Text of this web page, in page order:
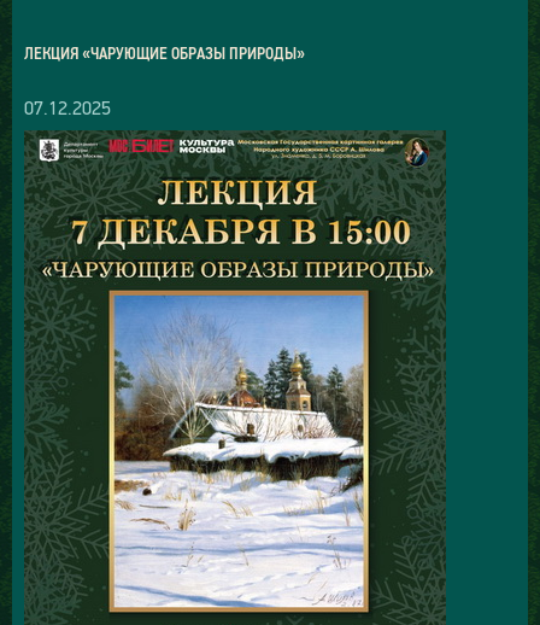
ЛЕКЦИЯ «ЧАРУЮЩИЕ ОБРАЗЫ ПРИРОДЫ»
07.12.2025